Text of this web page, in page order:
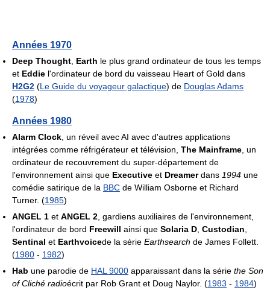
Années 1970
Deep Thought Earth le plus grand ordinateur de tous les temps
et Eddie l'ordinateur de bord du vaisseau Heart of Gold dans
H2G2 (Le Guide du voyageur galactique) de Douglas Adams
(1978)
Années 1980
Alarm Clock , un réveil avec AI avec d'autres applications
intégrées comme réfrigérateur et télévision, The Mainframe , un
ordinateur de recouvrement du super-département de
l'environnement ainsi que Executive et Dreamerdans 1994 une
comédie satirique de la BBC de William Osborne et Richard
Turner. (1985)
ANGEL 1 et ANGEL 2 , gardiens auxiliaires de l'environnement,
l'ordinateur de bord Freewill ainsi que Solaria D Custodian
Sentinal et Earthvoicede la série Earthsearch de James Follett.
(1980 - 1982)
Hab une parodie de HAL 9000 apparaissant dans la série the Son
of Cliché radioécrit par Rob Grant et Doug Naylor. (1983 - 1984)